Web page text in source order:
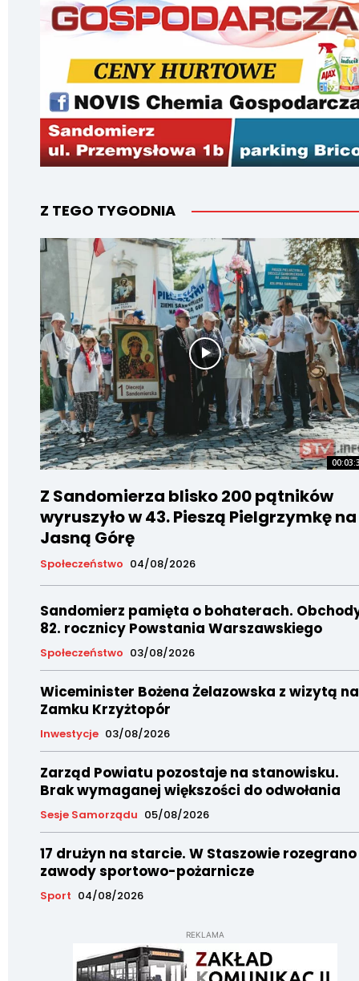
Z TEGO TYGODNIA
Z Sandomierza blisko 200 pątników
wyruszyło w 43. Pieszą Pielgrzymkę na
Jasną Górę
Społeczeństwo 04/08/2026
Sandomierz pamięta o bohaterach.
82. rocznicy Powstania Warszawskiego
Społeczeństwo 03/08/2026
Wiceminister Bożena Żelazowska z wizytą na
Zamku Krzyżtopór
Inwestycje 03/08/2026
Zarząd Powiatu pozostaje na stanowisku.
Brak wymaganej większości do odwołania
Sesje Samorządu 05/08/2026
17 drużyn na starcie. W Staszowie rozegrano
zawody sportowo-pożarnicze
Sport 04/08/2026
REKLAMA